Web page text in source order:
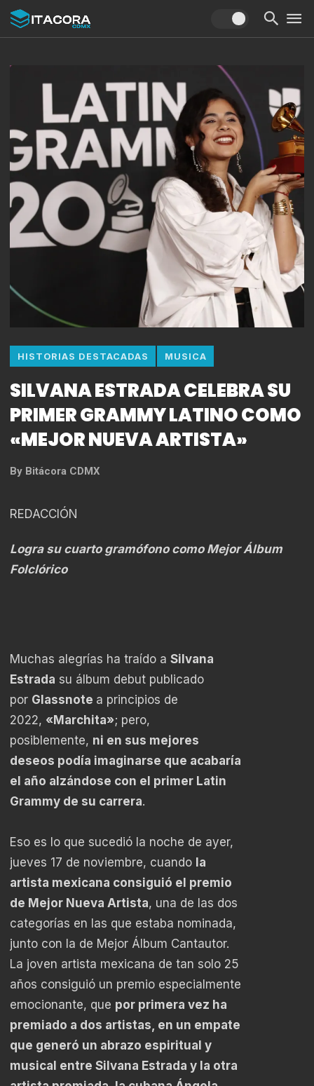
HISTORIAS DESTACADAS MUSICA
SILVANA ESTRADA CELEBRA SU
PRIMER GRAMMY LATINO COMO
«MEJOR NUEVA ARTISTA»
By Bitácora CDMX
REDACCIÓN
Logra su cuarto gramófono como Mejor Álbum
Folclórico
Muchas alegrías ha traído aSilvana
Estrada su álbum debut publicado
por Glassnote a principios de
2022, «Marchita»; pero,
posiblemente, ni en sus mejores
deseos podía imaginarse que acabaría
el año alzándose con el primer Latin
Grammy de su carrera.
Eso es lo que sucedió la noche de ayer,
jueves 17 de noviembre, cuando la
artista mexicana consiguió el premio
de Mejor Nueva Artista, una de las dos
categorías en las que estaba nominada,
junto con la de Mejor Álbum Cantautor.
La joven artista mexicana de tan solo 25
años consiguió un premio especialmente
emocionante, que por primera vez ha
premiado a dos artistas, en un empate
que generó un abrazo espiritual y
musical entre Silvana Estrada y la otra